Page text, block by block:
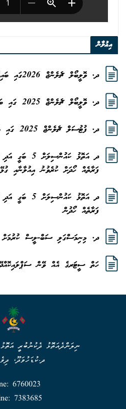
އިޢުލާން
ދ. ވޮލީބޯލް ޗެލެންޖް 2026ގައި ބައިވެރިވުމަށް ހުޅުވާލުން
ދ. ވޮލީބޯލް ޗެލެންޖް 2025 ގައި ބައިވެރިވުމަށް ހުޅުވާލުން
ދ. ފުޓުސަލް ޗެލެންޖް 2025 ގައި ބައިވެރިވުމަށް ހުޅުވާލުން
ފަރާތެއް ހޯދަށް ކުރެވުނު އިއުލާނާއި
ފަރާތެއް ހޯދުން
ދ. މިނިމަސްގަލި ސަބް-ލީސް ކުރުމަށް
ހަތް ސީޓަރގެ އެއް ވޭން
ނިލަންދެއަތޮޅު ދެކުނުބުރީ
ދ.ކުޑަހުވަދޫ،
6760023
7383685